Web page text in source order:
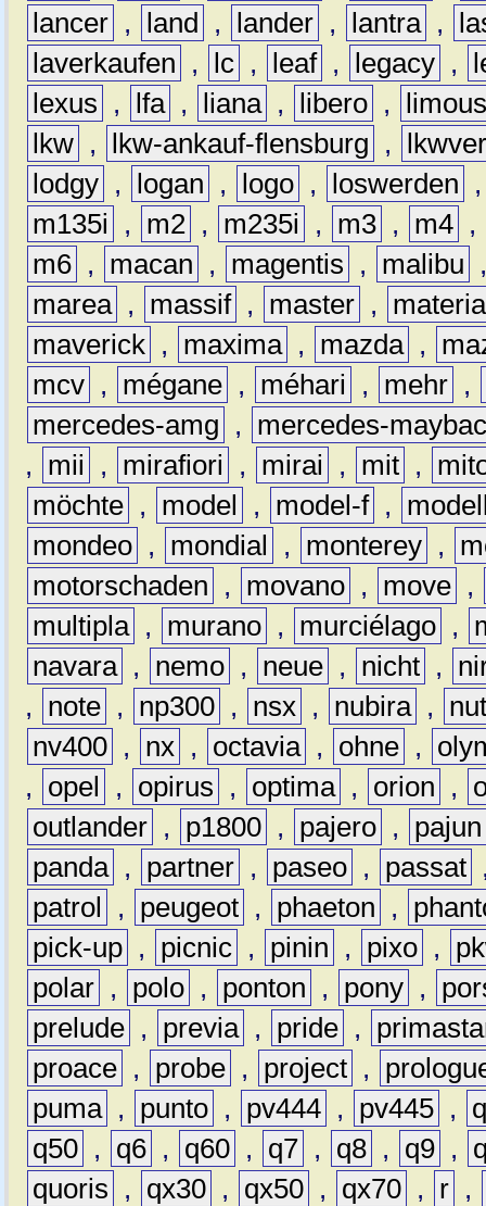
lancer , land , lander , lantra ,
laverkaufen
, lc , leaf , legacy ,
lexus
, lfa , liana , libero ,
lkw , lkw-ankauf-flensburg ,
lodgy , logan , logo , loswerden
m135i
, m2 , m235i , m3 , m4 ,
m6 , macan , magentis , malibu
marea , massif , master ,
materia
maverick , maxima , mazda ,
mcv , mégane , méhari , mehr ,
mercedes-amg
,
mercedes-
,
mii , mirafiori , mirai , mit ,
möchte , model , model-f ,
mondeo , mondial , monterey ,
motorschaden
, movano , move ,
multipla , murano , murciélago ,
navara , nemo , neue , nicht ,
,
note , np300 , nsx , nubira ,
nv400 , nx , octavia , ohne ,
,
opel , opirus , optima , orion ,
outlander , p1800 , pajero ,
pajun
panda , partner , paseo , passat
patrol
, peugeot , phaeton ,
pick-up , picnic , pinin , pixo ,
polar , polo , ponton , pony ,
prelude , previa , pride ,
proace , probe , project ,
puma , punto , pv444 , pv445 ,
q50 , q6 , q60 , q7 , q8 , q9 ,
quoris
, qx30 , qx50 , qx70 , r ,